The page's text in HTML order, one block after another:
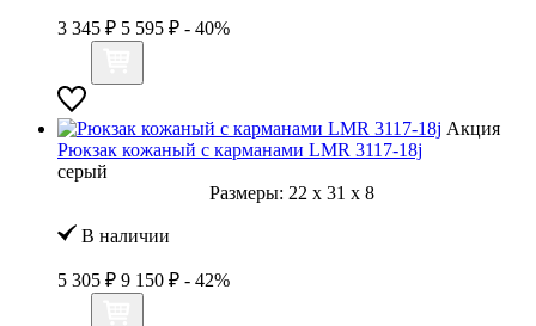
3 345 ₽ 5 595 ₽ - 40%
Акция
Рюкзак кожаный с карманами LMR 3117-18j
серый
Размеры: 22 x 31 x 8
В наличии
5 305 ₽ 9 150 ₽ - 42%